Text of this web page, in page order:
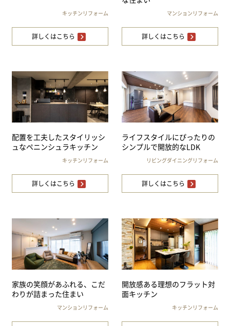
キッチンリフォーム
詳しくはこちら
マンションリフォーム
詳しくはこちら
配置を工夫したスタイリッシ
ュなペニンシュラキッチン
キッチンリフォーム
詳しくはこちら
ライフスタイルにぴったりの
シンプルで開放的なLDK
リビングダイニングリフォーム
詳しくはこちら
家族の笑顔があふれる、こだ
わりが詰まった住まい
マンションリフォーム
開放感ある理想のフラット対
面キッチン
キッチンリフォーム